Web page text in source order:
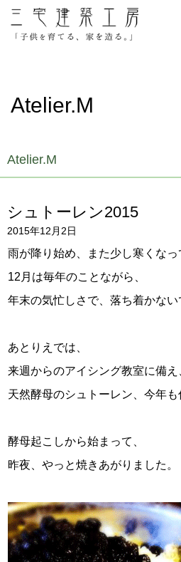
ブログ
リクルート
お客様の
Atelier.M
Atelier.M
シュトーレン2015
2015年12月2日
雨が降り始め、また少し寒くなっ
12月は毎年のことながら、
年末の気忙しさで、落ち着かない
あとりえでは、
来週からのアイシング教室に備え
天然酵母のシュトーレン、今年も
酵母起こしから始まって、
昨夜、やっと焼きあがりました。